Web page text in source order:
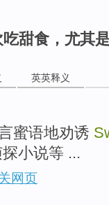
甜食，尤其
英英释义
蜜语地劝诱
小说等 ...
网页